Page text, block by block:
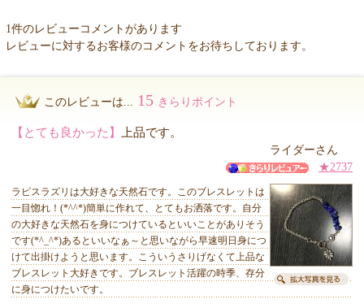
1件のレビューコメントがあります
レビューに対するお客様のコメントをお待ちしております。
このレビューは... 15 きらりポイント
【とても良かった】 上品です。
ライダーさん
★2737
ラピスラズリは大好きな天然石です。このブレスレットは
一目惚れ！(*^^*)簡単に作れて、とてもお洒落です。自分
の大好きな天然石を身につけているといいことがありそう
です(*^_^*)あるといいなぁ～と思いながら早速明日身につ
けて出掛けようと思います。こういうさりげなくて上品な
ブレスレット大好きです。ブレスレット活躍の時季、存分
に身につけたいです。